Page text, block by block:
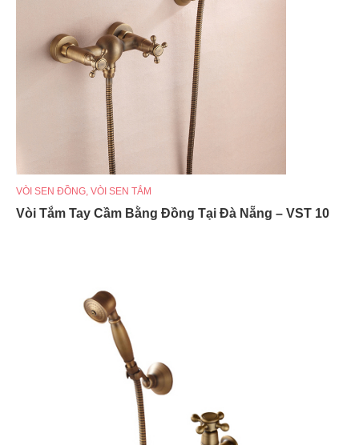
VÒI SEN ĐỒNG VÒI SEN TẮM
Vòi Tắm Tay Cầm Bằng Đồng Tại Đà Nẵng – VST 10